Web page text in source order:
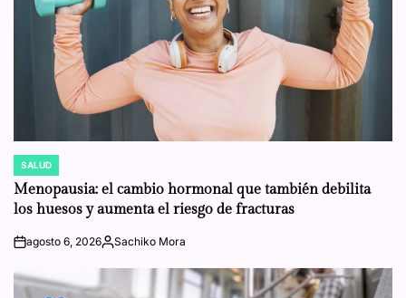
POSTED
IN
SALUD
Menopausia: el cambio hormonal que también debilita
los huesos y aumenta el riesgo de fracturas
onagosto 6, 2026Posted
Sachiko Mora